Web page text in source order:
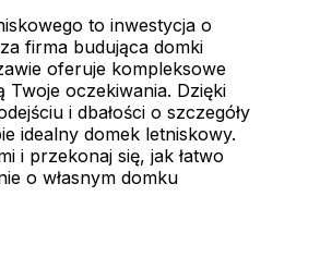
to inwestycja o
firma budująca domki
oferuje kompleksowe
Twoje oczekiwania. Dzięki
i dbałości o szczegóły
idealny domek letniskowy.
i przekonaj się, jak łatwo
o własnym domku